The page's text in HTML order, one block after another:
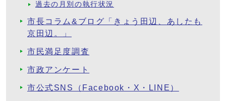
過去の月別の執行状況
市長コラム&ブログ「きょう田辺、あしたも
京田辺。」
市民満足度調査
市政アンケート
市公式SNS（Facebook・X・LINE）